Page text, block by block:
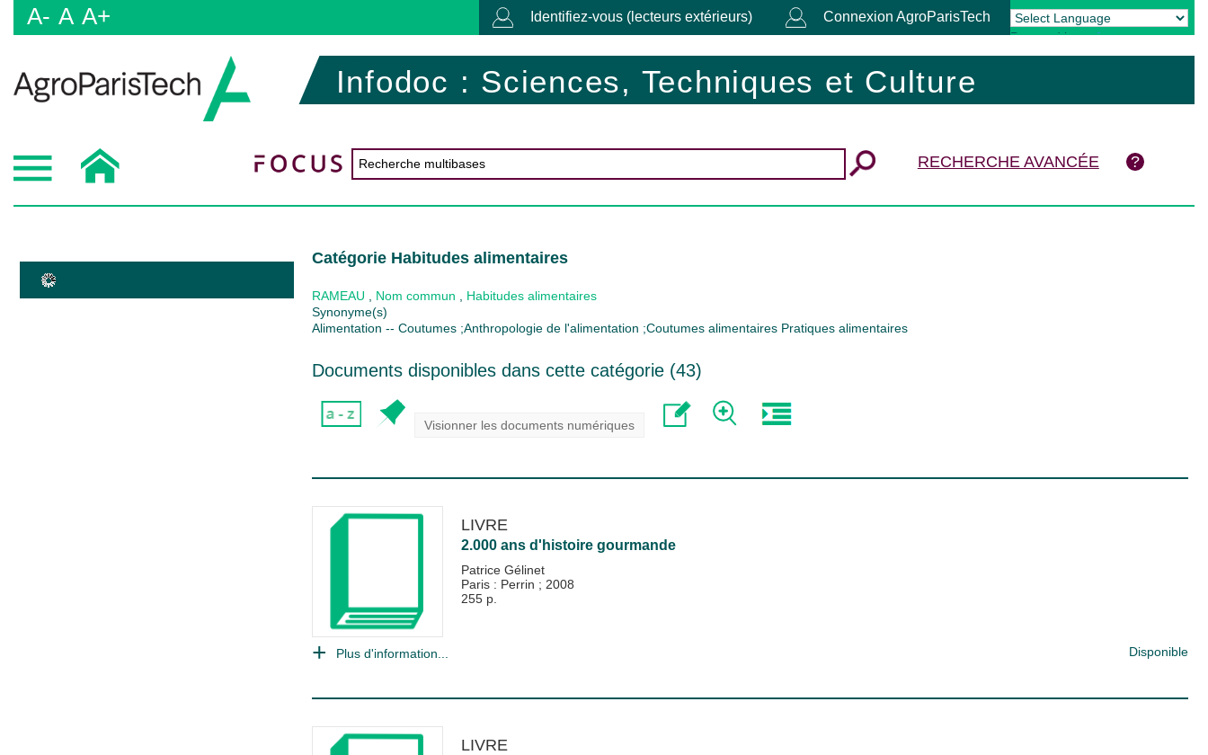
A- A A+ Identifiez-vous (lecteurs extérieurs) Connexion AgroParisTech
Powered by Translate
Infodoc : Sciences, Techniques et Culture
RECHERCHE AVANCÉE
Catégorie Habitudes alimentaires
RAMEAU Nom commun
Habitudes alimentaires
Synonyme(s)
Alimentation -- Coutumes ;Anthropologie de l'alimentation ;Coutumes alimentaires Pratiques alimentaires
Documents disponibles dans cette catégorie (43)
Visionner les documents numériques
LIVRE
2.000 ans d'histoire gourmande
Patrice Gélinet
Paris : Perrin ; 2008
255 p.
Plus d'information... Disponible
LIVRE